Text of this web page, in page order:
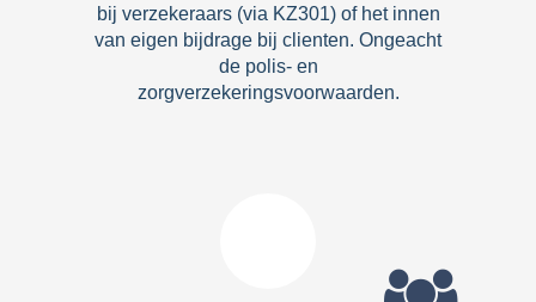
bij verzekeraars (via KZ301) of het innen
van eigen bijdrage bij clienten. Ongeacht
de polis- en
zorgverzekeringsvoorwaarden.